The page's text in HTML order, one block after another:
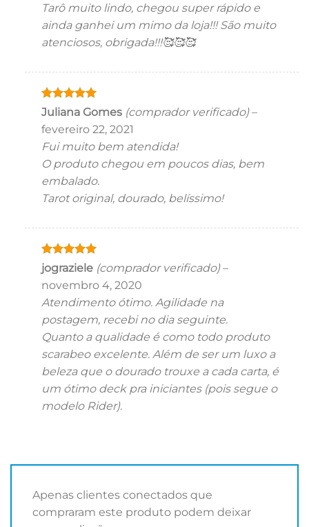
Tarô muito lindo, chegou super rápido e
ainda ganhei um mimo da loja!!! São muito
atenciosos, obrigada!!!🥰🥰🥰
Avaliação5
Juliana Gomes (comprador verificado) –
fevereiro 22, 2021
Fui muito bem atendida!
O produto chegou em poucos dias, bem
embalado.
Tarot original, dourado, belíssimo!
Avaliação5
de 5
jograziele (comprador verificado) –
novembro 4, 2020
Atendimento ótimo. Agilidade na
postagem, recebi no dia seguinte.
Quanto a qualidade é como todo produto
scarabeo excelente. Além de ser um luxo a
beleza que o dourado trouxe a cada carta, é
um ótimo deck pra iniciantes (pois segue o
modelo Rider).
Apenas clientes conectados que
compraram este produto podem deixar